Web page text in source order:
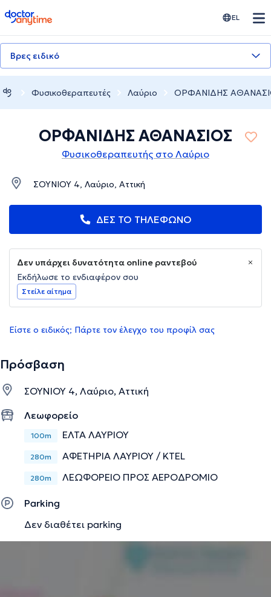
doctoranytime EL
Βρες ειδικό
Φυσικοθεραπευτές Λαύριο ΟΡΦΑΝΙΔΗΣ
ΟΡΦΑΝΙΔΗΣ ΑΘΑΝΑΣΙΟΣ
Φυσικοθεραπευτής στο Λαύριο
ΣΟΥΝΙΟΥ 4, Λαύριο, Αττική
ΔΕΣ ΤΟ ΤΗΛΕΦΩΝΟ
Δεν υπάρχει δυνατότητα online ραντεβού
Εκδήλωσε το ενδιαφέρον σου
Στείλε αίτημα
Είστε ο ειδικός; Πάρτε τον έλεγχο του προφίλ σας
Πρόσβαση
ΣΟΥΝΙΟΥ 4, Λαύριο, Αττική
Λεωφορείο
100m ΕΛΤΑ ΛΑΥΡΙΟΥ
280m ΑΦΕΤΗΡΙΑ ΛΑΥΡΙΟΥ / KTEL
280m ΛΕΩΦΟΡΕΙΟ ΠΡΟΣ ΑΕΡΟΔΡΟΜΙΟ
Parking
Δεν διαθέτει parking